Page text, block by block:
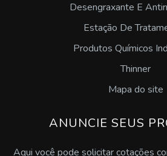
Desengraxante E
Estação De
Produtos Químicos
Thinner
Mapa do site
ANUNCIE SEUS
Aqui você pode solicitar cotações